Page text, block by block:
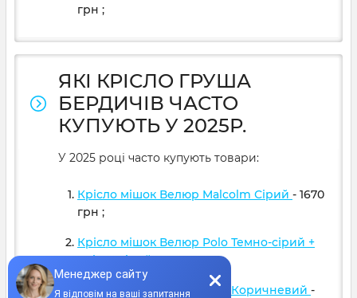
грн ;
ЯКІ КРІСЛО ГРУША
БЕРДИЧІВ ЧАСТО
КУПУЮТЬ У 2025Р.
У 2025 році часто купують товари:
Крісло мішок Велюр Malcolm Сірий - 1670
грн ;
Крісло мішок Велюр Polo Темно-сірий +
Світло сірий- 1599грн;
Крісло мішок Велюр Polo Коричневий -